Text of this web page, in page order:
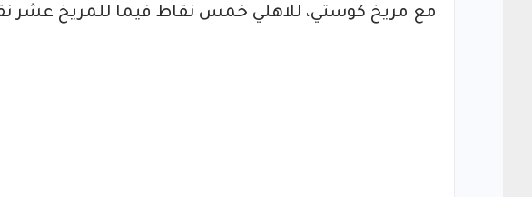
مع مريخ كوستي، للاهلي خمس نقاط فيما للمريخ عشر